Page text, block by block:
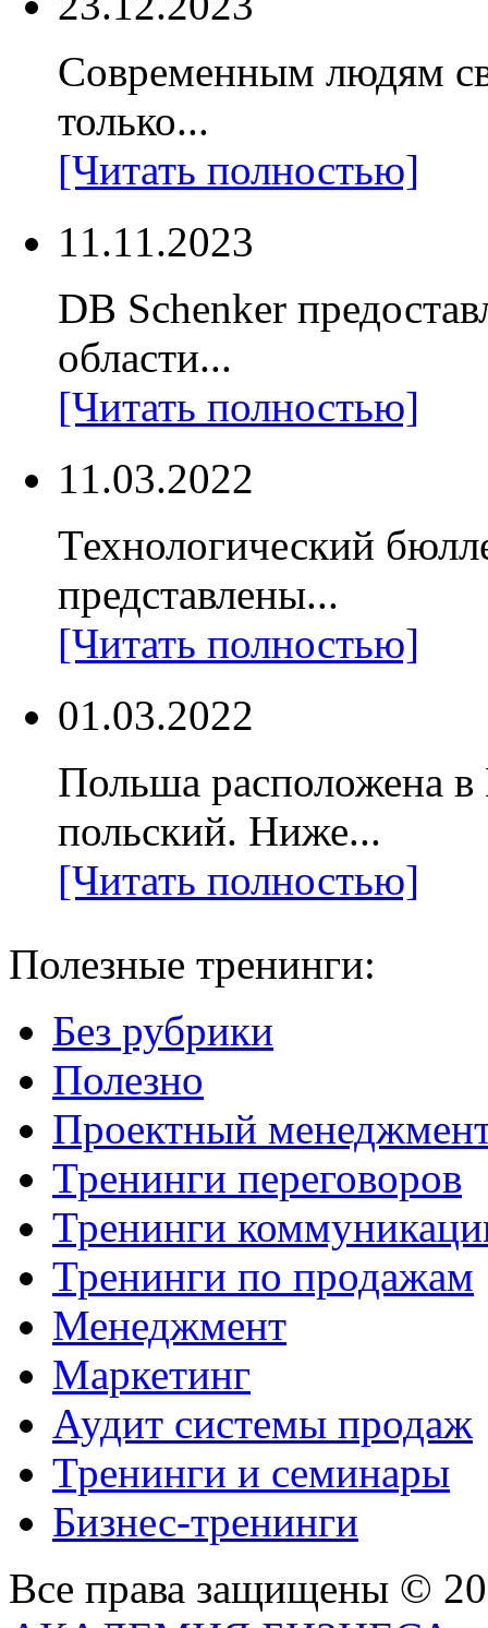
Современным людям
только...
[Читать полностью]
11.11.2023
DB Schenker
области...
[Читать полностью]
11.03.2022
Технологический
представлены...
[Читать полностью]
01.03.2022
Польша расположена
польский. Ниже...
[Читать полностью]
Полезные тренинги:
Без рубрики
Полезно
Проектный
Тренинги переговоров
Тренинги
Тренинги по продажам
Менеджмент
Маркетинг
Аудит системы продаж
Тренинги и семинары
Бизнес-тренинги
Все права защищены ©